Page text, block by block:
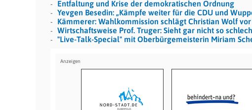
Entfaltung und Krise der demokratischen Ordnung
Yevgen Besedin: „Kämpfe weiter für die CDU und
Kämmerer: Wahlkommission schlägt Christian Wolf vor
Wirtschaftsweise Prof. Truger: Sieht gar nicht so
"Live-Talk-Special" mit Oberbürgemeisterin Miriam